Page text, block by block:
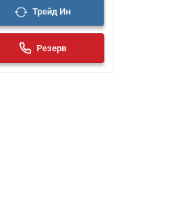
Трейд Ин
Резерв